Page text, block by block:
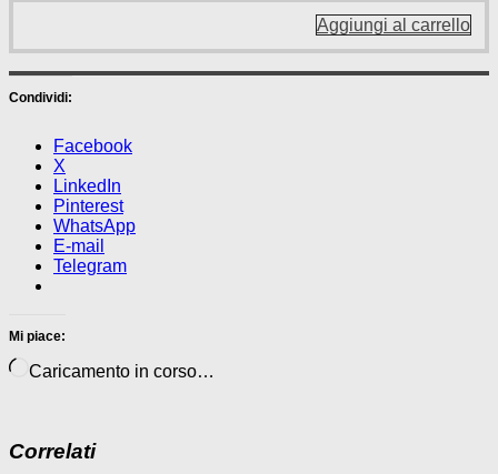
Aggiungi al carrello
Condividi:
Facebook
X
LinkedIn
Pinterest
WhatsApp
E-mail
Telegram
Mi piace:
Caricamento in corso…
Correlati